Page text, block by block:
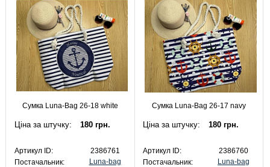
Сумка Luna-Bag 26-18 white
Ціна за штучку: 180 грн.
Артикул ID:
2386761
Постачальник:
Luna-bag
Сумка Luna-Bag 26-17 navy
Ціна за штучку: 180 грн.
Артикул ID:
2386760
Постачальник:
Luna-bag